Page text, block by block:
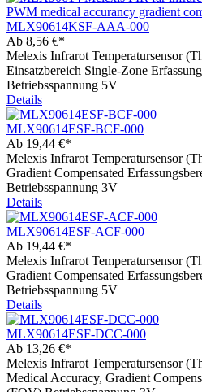
MLX90614KSF-AAA-000
Ab 8,56 €*
Melexis Infrarot Temperatursensor
Einsatzbereich Single-Zone
Betriebsspannung 5V
Details
MLX90614ESF-BCF-000
Ab 19,44 €*
Melexis Infrarot Temperatursensor
Gradient Compensated
Betriebsspannung 3V
Details
MLX90614ESF-ACF-000
Ab 19,44 €*
Melexis Infrarot Temperatursensor
Gradient Compensated
Betriebsspannung 5V
Details
MLX90614ESF-DCC-000
Ab 13,26 €*
Melexis Infrarot Temperatursensor
Medical Accuracy, Gradient